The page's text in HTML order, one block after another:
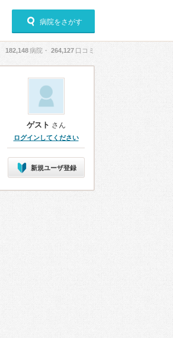
病院をさがす
182,148病院・ 264,127 口コミ
ゲスト さん
ログインしてください
新規ユーザ登録